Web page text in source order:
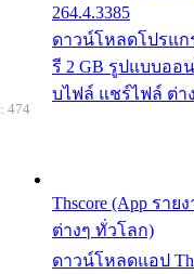
264.4.3385
ดาวน์โหลดโปรแก
รี 2 GB รูปแบบออ
บไฟล์ แชร์ไฟล์ ต่า
Thscore (App รา
ต่างๆ ทั่วโลก)
ดาวน์โหลดแอป
474